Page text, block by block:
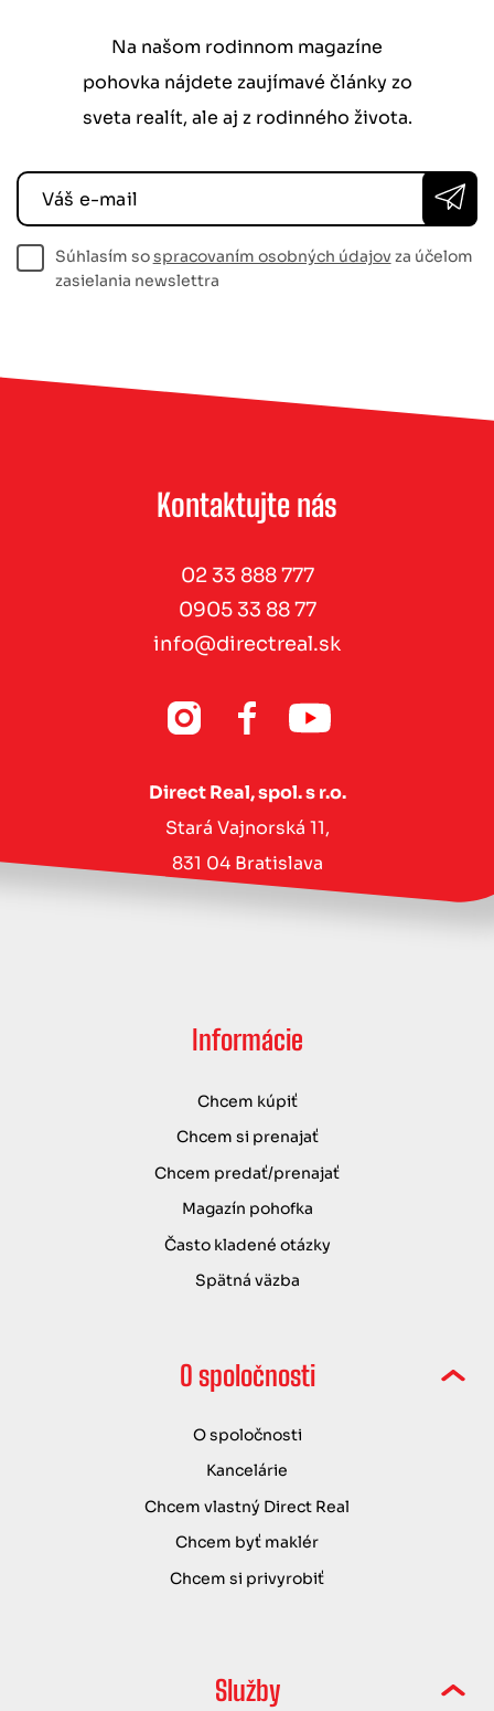
Na našom rodinnom magazíne
pohovka nájdete zaujímavé články zo
sveta realít, ale aj z rodinného života.
Váš e-mail
Súhlasím sospracovaním osobných údajov za účelom
zasielania newslettra
Kontaktujte nás
02 33 888 777
0905 33 88 77
info@directreal.sk
Direct Real, spol. s r.o.
Stará Vajnorská 11,
831 04 Bratislava
Informácie
Chcem kúpiť
Chcem si prenajať
Chcem predať/prenajať
Magazín pohofka
Často kladené otázky
Spätná väzba
O spoločnosti
O spoločnosti
Kancelárie
Chcem vlastný Direct Real
Chcem byť maklér
Chcem si privyrobiť
Služby